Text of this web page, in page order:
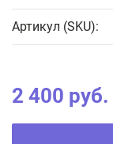
Артикул (SKU):
2 400 руб.